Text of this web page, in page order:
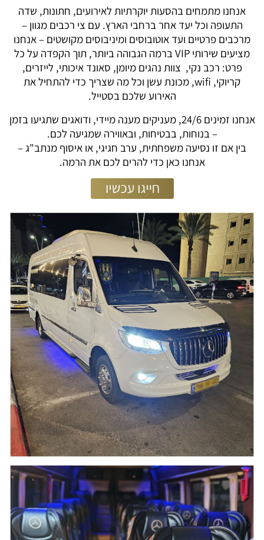
אנחנו מתמחים בהסעות יוקרתיות לאירועים, חתונות, שדה
התעופה וכל יעד אחר ברחבי הארץ. עם צי רכבים מגוון –
מרכבים פרטיים ועד אוטובוסים ומיניבוסים מקושטים – אנחנו
מציעים שירותי VIP ברמה הגבוהה ביותר, תוך הקפדה על כל
פרט: רכב נקי, צוות נהגים מיומן, סאונד איכותי, לייזרים,
קריוקי, wifi, מכונת עשן וכל מה שצריך כדי להתחיל את
האירוע שלכם בסטייל.
אנחנו זמינים 24/6, מעניקים מענה מיידי, ודואגים שתגיעו בזמן
– בנוחות, בבטיחות, ובאווירה שמגיעה לכם.
בין אם זו נסיעה משפחתית, ערב חגיגי, או איסוף מנתב"ג –
אנחנו כאן כדי להרים לכם את הרמה.